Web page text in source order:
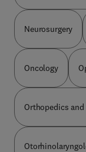
Neurosurgery
Oncology
Orthopedics